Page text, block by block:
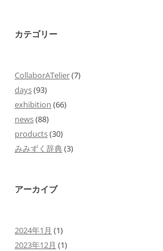
カテゴリー
CollaborATelier(7)
days(93)
exhibition (66)
news(88)
products(30)
みみずく辞典(3)
アーカイブ
2024年1月 (1)
2023年12月 (1)